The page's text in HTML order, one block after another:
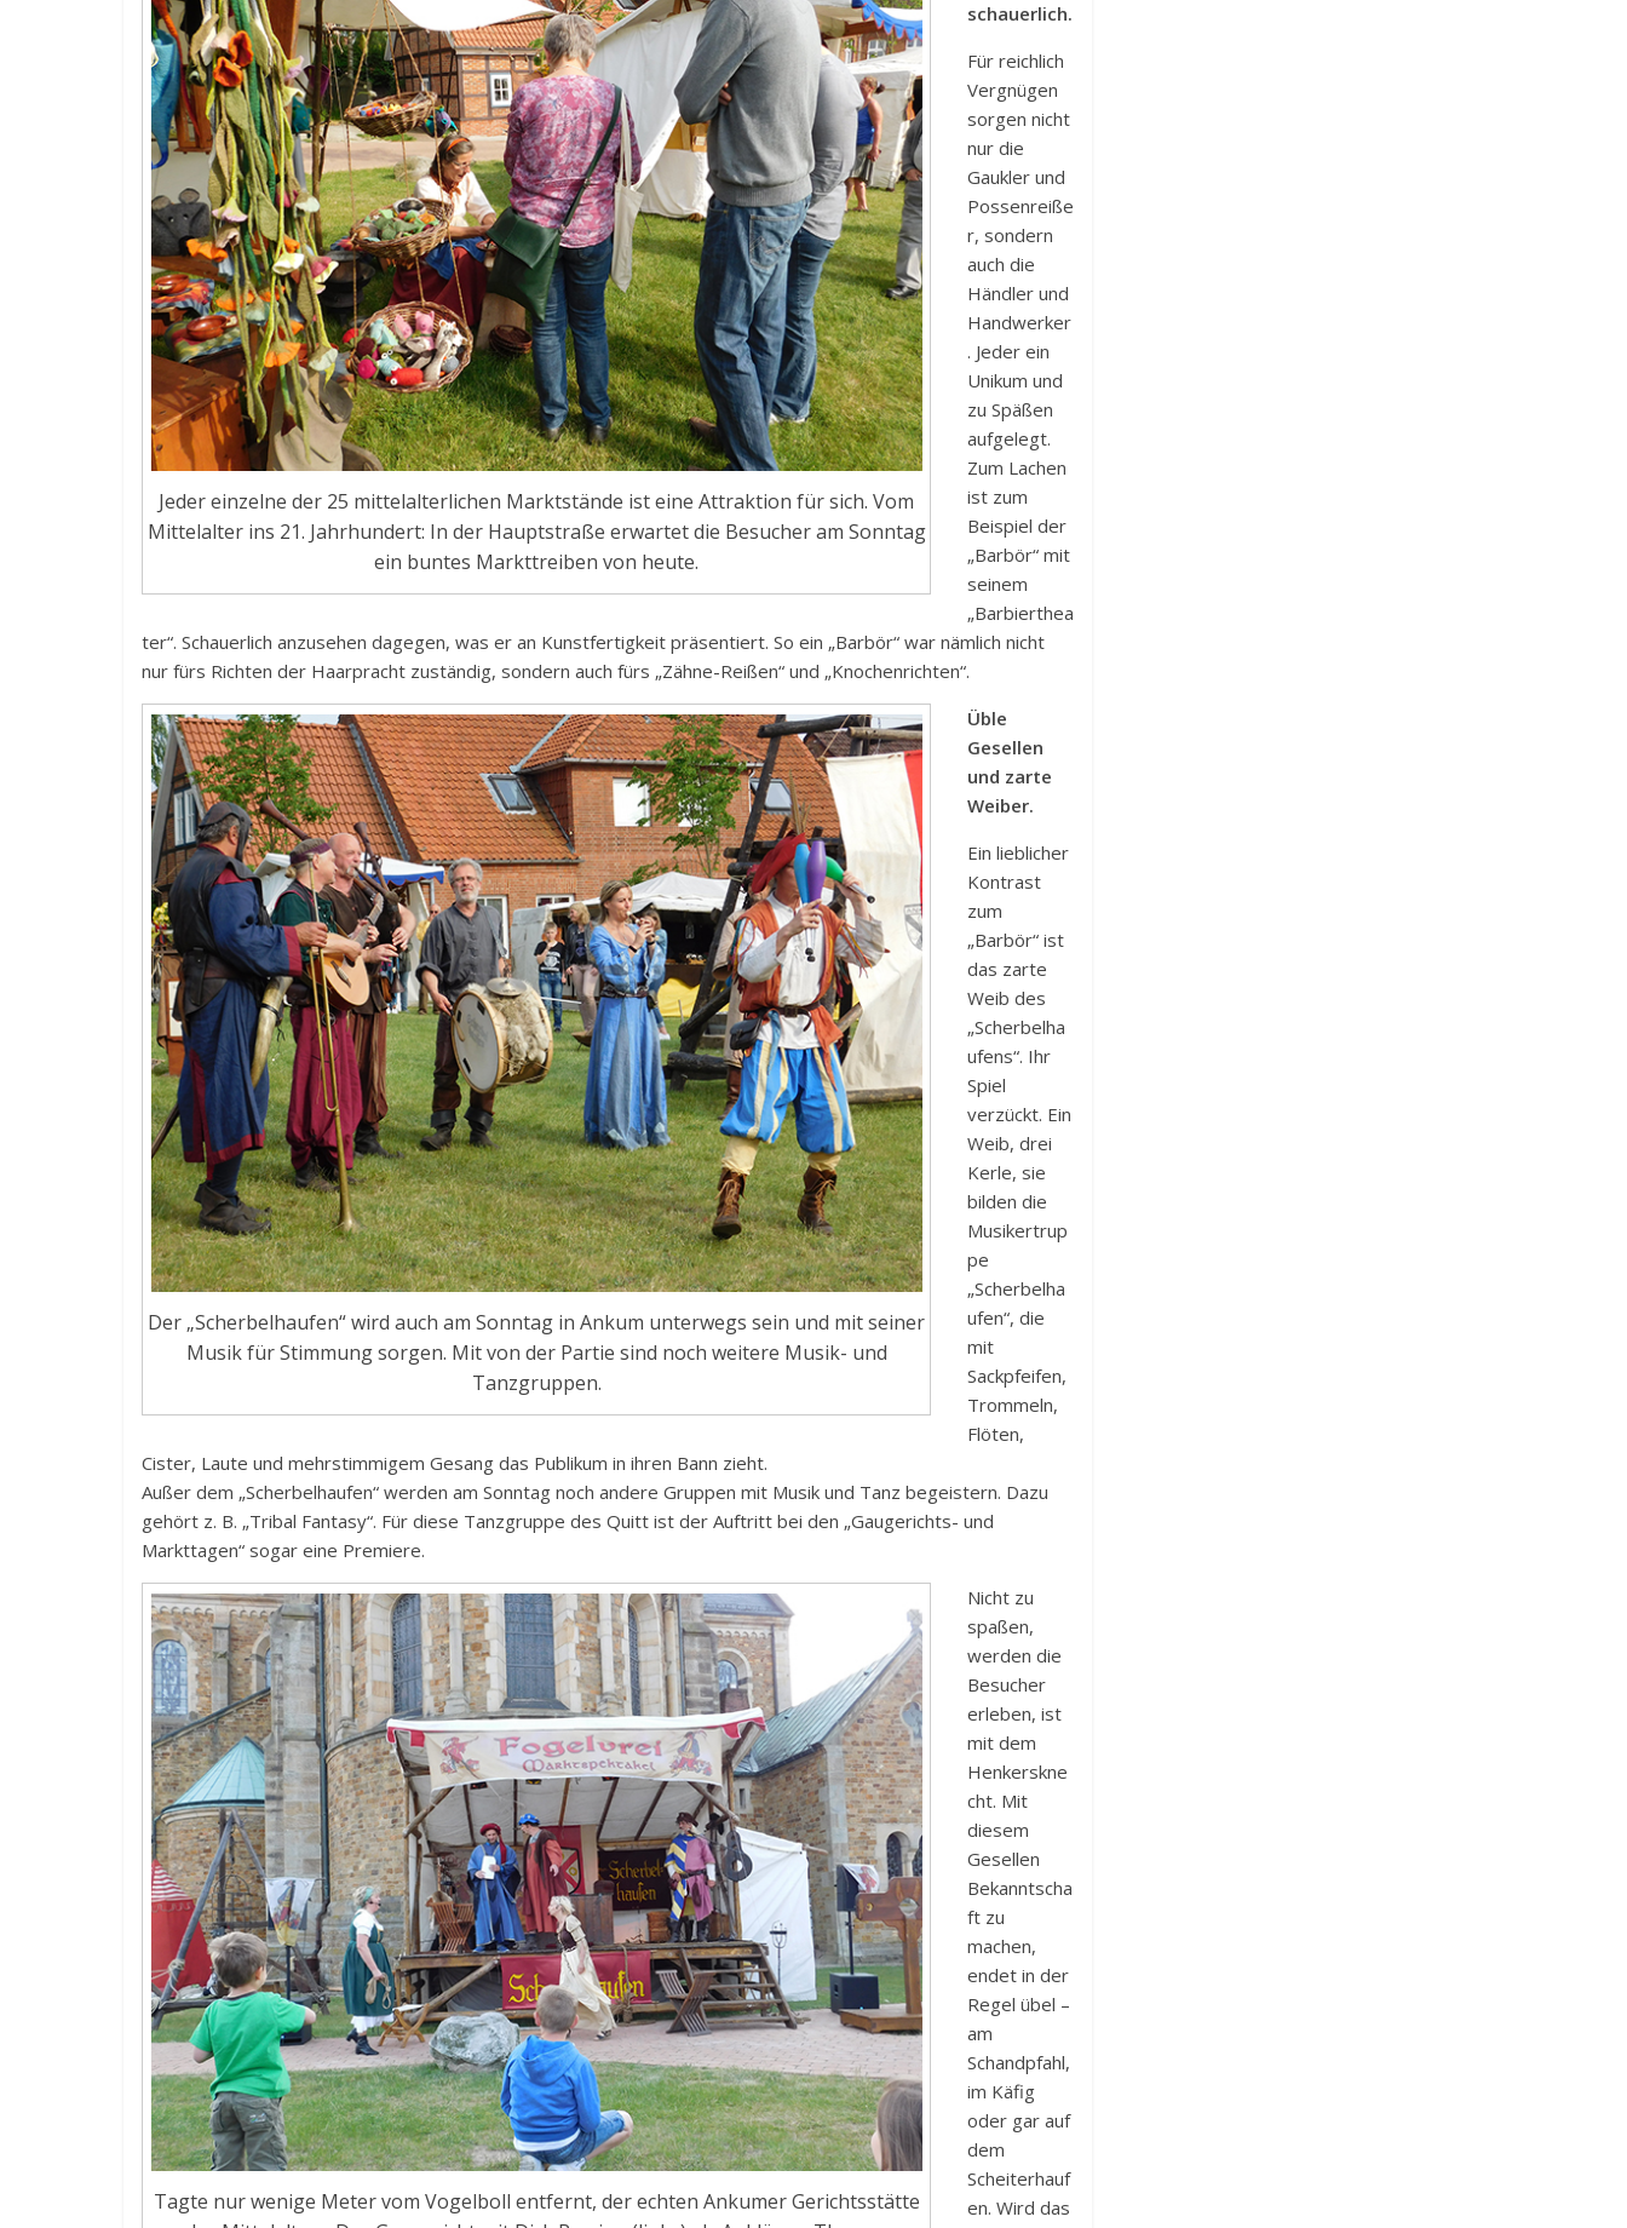
Jeder einzelne der 25 mittelalterlichen Marktstände ist eine Attraktion für sich. Vom
Mittelalter ins 21. Jahrhundert: In der Hauptstraße erwartet die Besucher am Sonntag
ein buntes Markttreiben von heute.
schauerlich.
Für reichlich
Vergnügen
sorgen nicht
nur die
Gaukler und
Possenreiße
r, sondern
auch die
Händler und
Handwerker
. Jeder ein
Unikum und
zu Späßen
aufgelegt.
Zum Lachen
ist zum
Beispiel der
„Barbör“ mit
seinem
„Barbierthea
ter“. Schauerlich anzusehen dagegen, was er an Kunstfertigkeit präsentiert. So ein „Barbör“ war nämlich nicht
nur fürs Richten der Haarpracht zuständig, sondern auch fürs „Zähne-Reißen“ und „Knochenrichten“.
Der „Scherbelhaufen“ wird auch am Sonntag in Ankum unterwegs sein und mit seiner
Musik für Stimmung sorgen. Mit von der Partie sind noch weitere Musik- und
Tanzgruppen.
Üble
Gesellen
und zarte
Weiber.
Ein lieblicher
Kontrast
zum
„Barbör“ ist
das zarte
Weib des
„Scherbelha
ufens“. Ihr
Spiel
verzückt. Ein
Weib, drei
Kerle, sie
bilden die
Musikertrup
pe
„Scherbelha
ufen“, die
mit
Sackpfeifen,
Trommeln,
Flöten,
Cister, Laute und mehrstimmigem Gesang das Publikum in ihren Bann zieht.
Außer dem „Scherbelhaufen“ werden am Sonntag noch andere Gruppen mit Musik und Tanz begeistern. Dazu
gehört z. B. „Tribal Fantasy“. Für diese Tanzgruppe des Quitt ist der Auftritt bei den „Gaugerichts- und
Markttagen“ sogar eine Premiere.
Tagte nur wenige Meter vom Vogelboll entfernt, der echten Ankumer Gerichtsstätte
Nicht zu
spaßen,
werden die
Besucher
erleben, ist
mit dem
Henkerskne
cht. Mit
diesem
Gesellen
Bekanntscha
ft zu
machen,
endet in der
Regel übel –
am
Schandpfahl,
im Käfig
oder gar auf
dem
Scheiterhauf
en. Wird das